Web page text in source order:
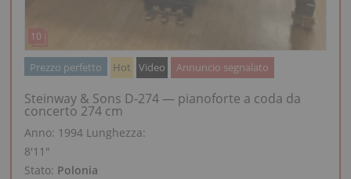
Prezzo perfetto Hot Video Annuncio segnalato
Steinway & Sons D-274 — pianoforte a coda da
concerto 274 cm
Anno: 1994 Lunghezza:
8′11″
Stato: Polonia